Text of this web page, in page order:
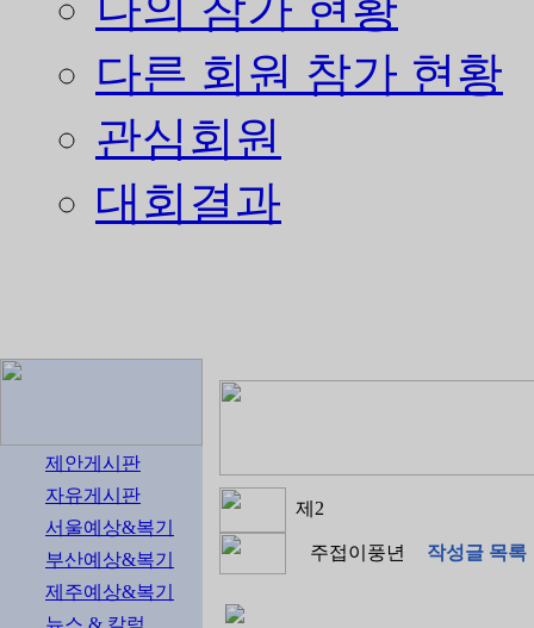
다른 회원 참가 현황
관심회원
대회결과
제안게시판
자유게시판
서울예상&복기
부산예상&복기
제주예상&복기
뉴스 & 칼럼
제2
주접이풍년 작성글 목록